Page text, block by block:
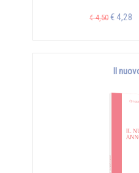
€ 4,50 € 4,28
Il